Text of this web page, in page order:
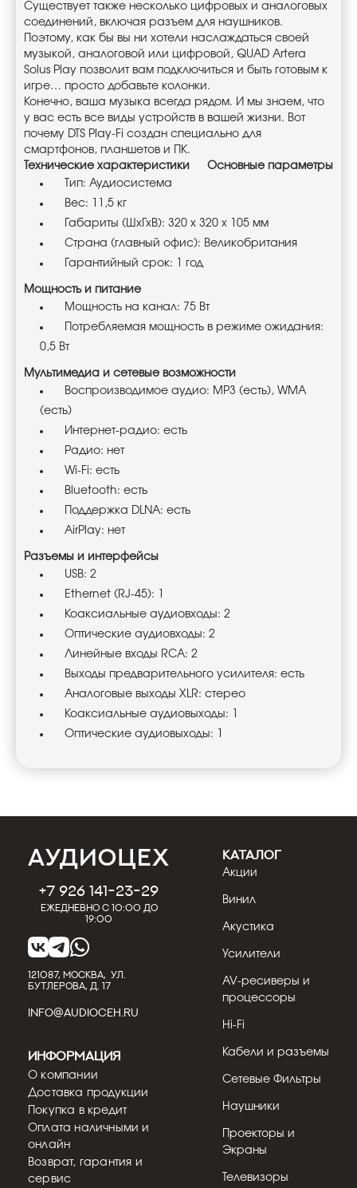
Существует также несколько цифровых и аналоговых
соединений, включая разъем для наушников.
Поэтому, как бы вы ни хотели наслаждаться своей
музыкой, аналоговой или цифровой, QUAD Artera
Solus Play позволит вам подключиться и быть готовым к
игре… просто добавьте колонки.
Конечно, ваша музыка всегда рядом. И мы знаем, что
у вас есть все виды устройств в вашей жизни. Вот
почему DTS Play-Fi создан специально для
смартфонов, планшетов и ПК.
Технические характеристики
Основные параметры
Тип: Аудиосистема
Вес: 11,5 кг
Габариты (ШхГхВ): 320 x 320 x 105 мм
Страна (главный офис): Великобритания
Гарантийный срок: 1 год
Мощность и питание
Мощность на канал: 75 Вт
Потребляемая мощность в режиме ожидания:
0,5 Вт
Мультимедиа и сетевые возможности
Воспроизводимое аудио: MP3 (есть), WMA
(есть)
Интернет-радио: есть
Радио: нет
Wi-Fi: есть
Bluetooth: есть
Поддержка DLNA: есть
AirPlay: нет
Разъемы и интерфейсы
USB: 2
Ethernet (RJ-45): 1
Коаксиальные аудиовходы: 2
Оптические аудиовходы: 2
Линейные входы RCA: 2
Выходы предварительного усилителя: есть
Аналоговые выходы XLR: стерео
Коаксиальные аудиовыходы: 1
Оптические аудиовыходы: 1
+7 926 141-23-29
Ежедневно с 10:00 до
19:00
121087, МОСКВА, УЛ.
БУТЛЕРОВА, Д. 17
INFO@AUDIOCEH.RU
КАТАЛОГ
Акции
Винил
Акустика
Усилители
AV-ресиверы и
процессоры
Hi-Fi
Кабели и разъемы
Сетевые Фильтры
Наушники
Проекторы и
Экраны
Телевизоры
Информация
О компании
Доставка продукции
Покупка в кредит
Оплата наличными и
онлайн
Возврат, гарантия и
сервис